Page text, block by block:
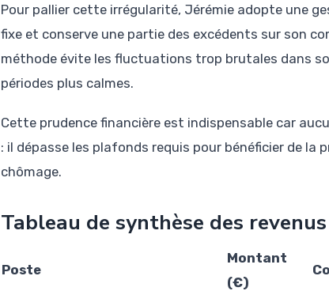
Pour pallier cette irrégularité, Jérémie adopte une
fixe et conserve une partie des excédents sur son
méthode évite les fluctuations trop brutales dans
périodes plus calmes.
Cette prudence financière est indispensable car
: il dépasse les plafonds requis pour bénéficier de la
chômage.
Tableau de synthèse des
Poste
Montant
(€)